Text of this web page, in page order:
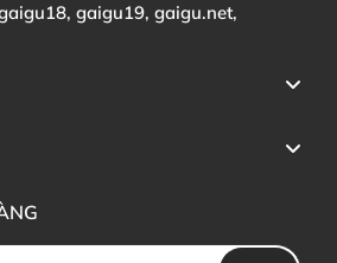
gaigu19, gaigu.net,